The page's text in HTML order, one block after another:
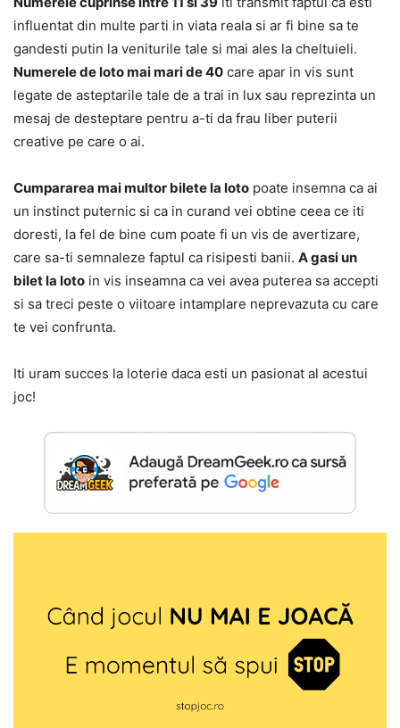
influentat din multe parti in viata reala si ar fi bine sa te
gandesti putin la veniturile tale si mai ales la cheltuieli.
Numerele de loto mai mari de 40 care apar in vis sunt
legate de asteptarile tale de a trai in lux sau reprezinta un
mesaj de desteptare pentru a-ti da frau liber puterii
creative pe care o ai.
Cumpararea mai multor bilete la loto poate insemna ca ai
un instinct puternic si ca in curand vei obtine ceea ce iti
doresti, la fel de bine cum poate fi un vis de avertizare,
care sa-ti semnaleze faptul ca risipesti banii. A gasi un
bilet la loto in vis inseamna ca vei avea puterea sa accepti
si sa treci peste o viitoare intamplare neprevazuta cu care
te vei confrunta.
Iti uram succes la loterie daca esti un pasionat al acestui
joc!